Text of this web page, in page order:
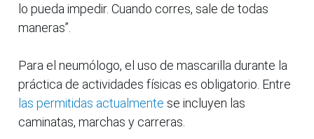
lo pueda impedir. Cuando corres, sale de todas
maneras”.
Para el neumólogo, el uso de mascarilla durante la
práctica de actividades físicas es obligatorio. Entre
las permitidas actualmente se incluyen las
caminatas, marchas y carreras.